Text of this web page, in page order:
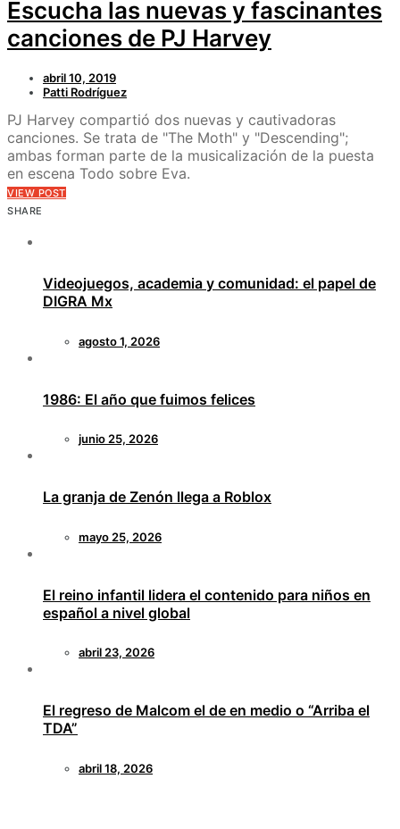
Escucha las nuevas y fascinantes
canciones de PJ Harvey
abril 10, 2019
Patti Rodríguez
PJ Harvey compartió dos nuevas y cautivadoras
canciones. Se trata de "The Moth" y "Descending";
ambas forman parte de la musicalización de la puesta
en escena Todo sobre Eva.
VIEW POST
SHARE
Videojuegos, academia y comunidad: el papel de
DIGRA Mx
agosto 1, 2026
1986: El año que fuimos felices
junio 25, 2026
La granja de Zenón llega a Roblox
mayo 25, 2026
El reino infantil lidera el contenido para niños en
español a nivel global
abril 23, 2026
El regreso de Malcom el de en medio o “Arriba el
TDA”
abril 18, 2026